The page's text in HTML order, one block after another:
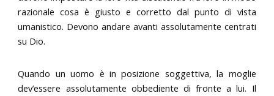
razionale cosa è giusto e corretto dal punto di vista
umanistico. Devono andare avanti assolutamente centrati
su Dio.
Quando un uomo è in posizione soggettiva, la moglie
dev’essere assolutamente obbediente di fronte a lui. Il